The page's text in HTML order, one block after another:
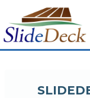
Overslaan
inhoud